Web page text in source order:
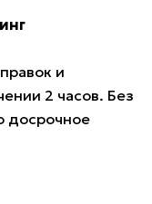
и
2 часов. Без
досрочное